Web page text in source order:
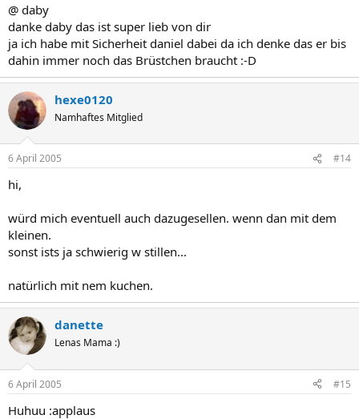
@ daby
danke daby das ist super lieb von dir
ja ich habe mit Sicherheit daniel dabei da ich denke das er bis
dahin immer noch das Brüstchen braucht :-D
hexe0120
Namhaftes Mitglied
6 April 2005 #14
hi,
würd mich eventuell auch dazugesellen. wenn dan mit dem
kleinen.
sonst ists ja schwierig w stillen...
natürlich mit nem kuchen.
danette
Lenas Mama :)
6 April 2005 #15
Huhuu :applaus